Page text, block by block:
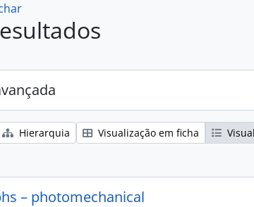
Hierarquia Visualização em ficha
– photomechanical